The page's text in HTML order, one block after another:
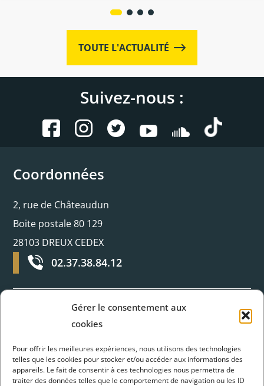
Gérer le consentement aux
cookies
Pour offrir les meilleures expériences, nous utilisons des technologies
telles que les cookies pour stocker et/ou accéder aux informations des
appareils. Le fait de consentir à ces technologies nous permettra de
traiter des données telles que le comportement de navigation ou les ID
TOUTE L'ACTUALITÉ
Suivez-nous :
Coordonnées
2, rue de Châteaudun
Boite postale 80 129
28103 DREUX CEDEX
02.37.38.84.12
Horaires d’ouverture
Du lundi au jeudi :
8H30 - 12H et 13H30 - 17H30